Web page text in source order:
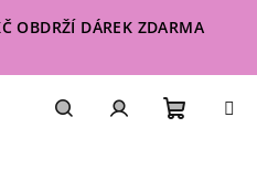
OBDRŽÍ DÁREK ZDARMA